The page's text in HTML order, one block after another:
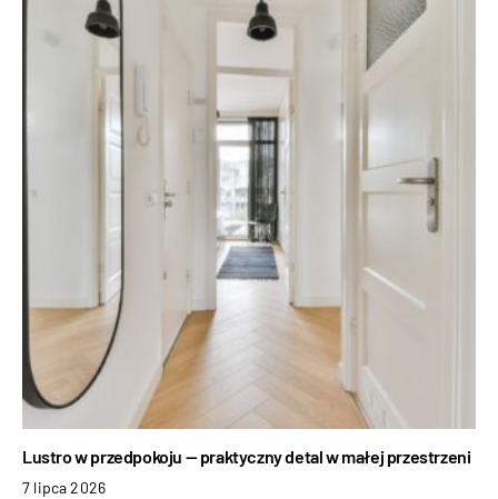
Lustro w przedpokoju — praktyczny detal w małej przestrzeni
7 lipca 2026